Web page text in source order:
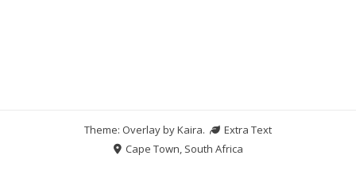
Theme: Overlay byKaira.
Extra Text
Cape Town, South Africa